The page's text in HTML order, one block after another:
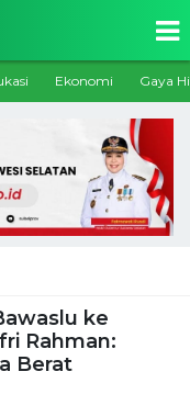
Ekonomi Gaya
ke
Rahman:
Berat